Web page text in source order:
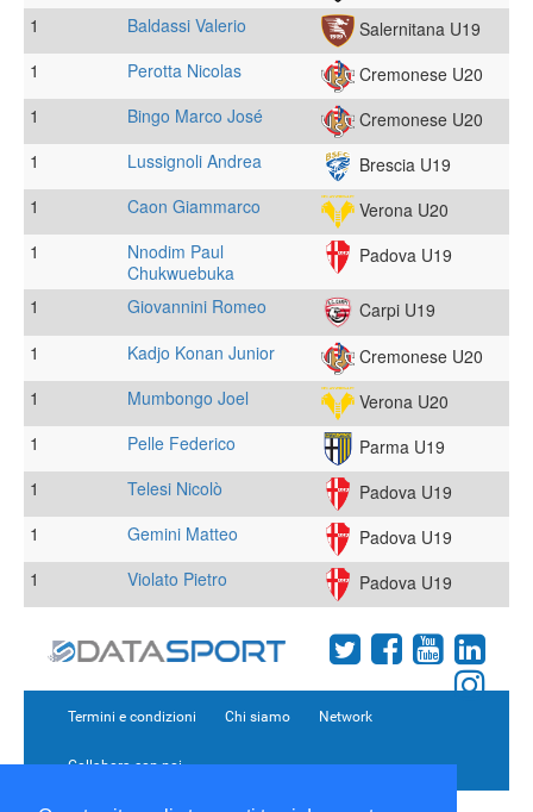
1
Baldassi Valerio
Salernitana U19
1
Perotta Nicolas
Cremonese U20
1
Bingo Marco José
Cremonese U20
1
Lussignoli Andrea
Brescia U19
1
Caon Giammarco
Verona U20
1
Nnodim Paul
Chukwuebuka
Padova U19
1 Giovannini Romeo
Carpi U19
1
Kadjo Konan Junior
Cremonese U20
1
Mumbongo Joel
Verona U20
1
Pelle Federico
Parma U19
1
Telesi Nicolò
Padova U19
1
Gemini Matteo
Padova U19
1
Violato Pietro Padova U19
Termini e condizioni Chi siamo Network
Collabora con noi